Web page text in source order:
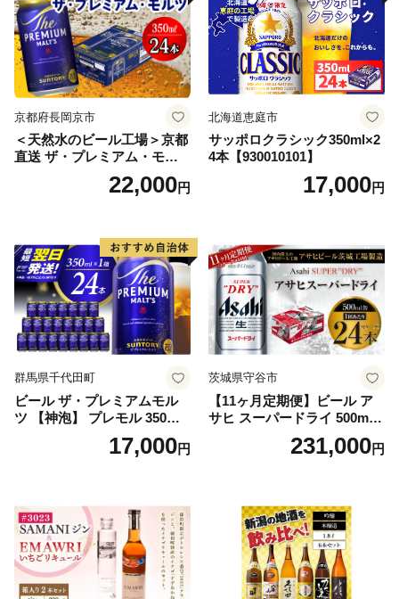
京都府長岡京市
＜天然水のビール工場＞京都
直送 ザ・プレミアム・モル
ツ 350ml×24本 プレモル [149
22,000円
北海道恵庭市
サッポロクラシック350ml×2
4本【930010101】
17,000円
群馬県千代田町
ビール ザ・プレミアムモル
ツ 【神泡】 プレモル 350ml
× 24本 サントリー〈天然水の
ビール工場〉群馬※沖縄・離
17,000円
茨城県守谷市
【11ヶ月定期便】ビール ア
サヒ スーパードライ 500ml 2
4本 1ケース×11ヶ月 | アサヒ
ビール 究極の辛口 酒 お酒 ア
uper dry 11回 缶ビール 缶 ギ
フト 内祝い 茨城県守谷市 送
料無料
231,000円